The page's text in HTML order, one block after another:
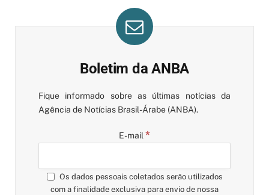
Boletim da ANBA
Fique informado sobre as últimas notícias da
Agência de Notícias Brasil-Árabe (ANBA).
E-mail*
Os dados pessoais coletados serão utilizados
com a finalidade exclusiva para envio de nossa